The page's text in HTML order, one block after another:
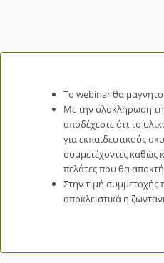
Το webinar θα
Με την ολοκλήρωση
αποδέχεστε ότι το
για εκπαιδευτικούς
συμμετέχοντες καθώς
πελάτες που θα
Στην τιμή συμμετοχής
αποκλειστικά η